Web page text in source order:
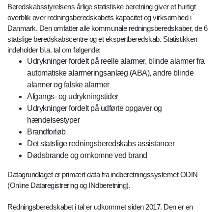
Beredskabsstyrelsens årlige statistiske beretning giver et hurtigt
overblik over redningsberedskabets kapacitet og virksomhed i
Danmark. Den omfatter alle kommunale redningsberedskaber, de 6
statslige beredskabscentre og et ekspertberedskab. Statistikken
indeholder bl.a. tal om følgende:
Udrykninger fordelt på reelle alarmer, blinde alarmer fra
automatiske alarmeringsanlæg (ABA), andre blinde
alarmer og falske alarmer
Afgangs- og udrykningstider
Udrykninger fordelt på udførte opgaver og
hændelsestyper
Brandforløb
Det statslige redningsberedskabs assistancer
Dødsbrande og omkomne ved brand
Datagrundlaget er primært data fra indberetningssystemet ODIN
(Online Dataregistrering og INdberetning).
Redningsberedskabet i tal er udkommet siden 2017. Den er en